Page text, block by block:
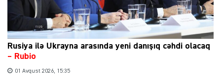
Rusiya ilə Ukrayna arasında yeni danışıq cəhdi olacaq
– Rubio
01 Avqust 2026, 15:35